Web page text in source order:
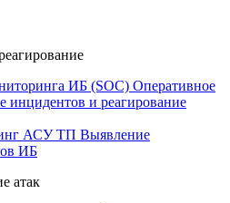
ИБ (SOC) Оперативное
инцидентов и реагирование
АСУ ТП Выявление
ИБ
атак